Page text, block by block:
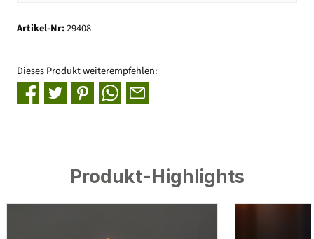
Artikel-Nr:29408
Dieses Produkt weiterempfehlen:
Produkt-Highlights